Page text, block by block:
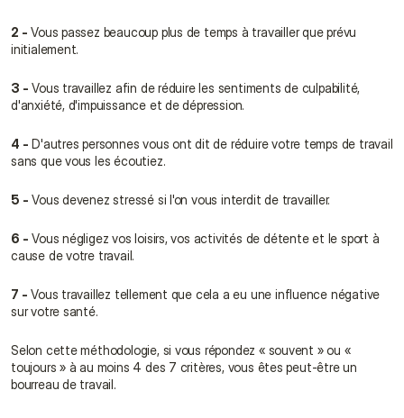
2 - Vous passez beaucoup plus de temps à travailler que prévu
initialement.
3 - Vous travaillez afin de réduire les sentiments de culpabilité,
d'anxiété, d'impuissance et de dépression.
4 - D'autres personnes vous ont dit de réduire votre temps de travail
sans que vous les écoutiez.
5 - Vous devenez stressé si l'on vous interdit de travailler.
6 - Vous négligez vos loisirs, vos activités de détente et le sport à
cause de votre travail.
7 - Vous travaillez tellement que cela a eu une influence négative
sur votre santé.
Selon cette méthodologie, si vous répondez « souvent » ou «
toujours » à au moins 4 des 7 critères, vous êtes peut-être un
bourreau de travail.